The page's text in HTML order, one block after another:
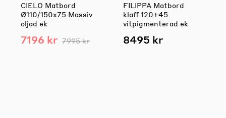
CIELO Matbord
Ø110/150x75 Massiv
oljad ek
7196 kr 7995 kr
FILIPPA Matbord
klaff 120+45
vitpigmenterad ek
8495 kr